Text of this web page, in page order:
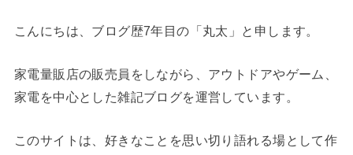
こんにちは、ブログ歴7年目の「丸太」と申します。
家電量販店の販売員をしながら、アウトドアやゲーム、
家電を中心とした雑記ブログを運営しています。
このサイトは、好きなことを思い切り語れる場として作